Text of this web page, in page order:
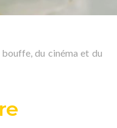
du cinéma et du